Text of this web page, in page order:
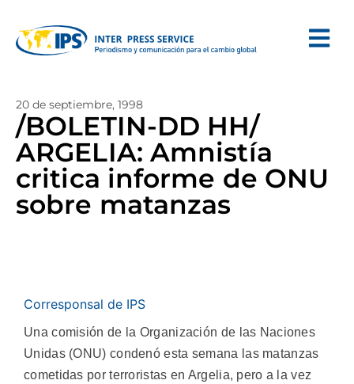
20 de septiembre, 1998
/BOLETIN-DD HH/
ARGELIA: Amnistía
critica informe de ONU
sobre matanzas
Corresponsal de IPS
Una comisión de la Organización de las Naciones
Unidas (ONU) condenó esta semana las matanzas
cometidas por terroristas en Argelia, pero a la vez